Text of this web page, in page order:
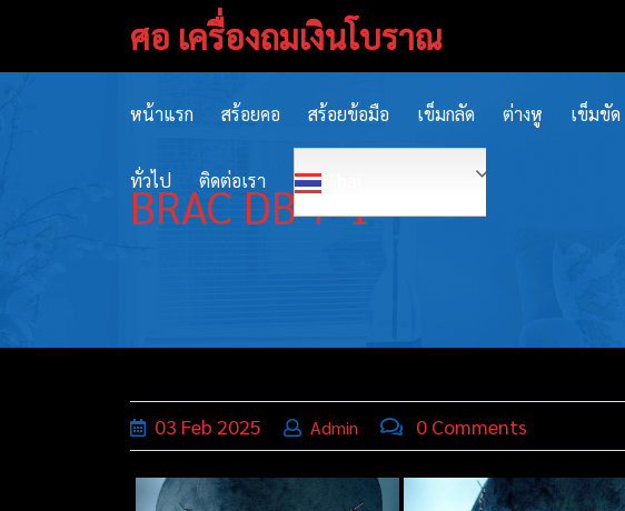
ศอ เครื่องถมเงินโบราณ
หน้าแรก สร้อยคอ สร้อยข้อมือ เข็มกลัด ต่างหู เข็มขัด
ทั่วไป ติดต่อเรา
BRAC DB 7-1
03 Feb 2025 Admin 0 Comments